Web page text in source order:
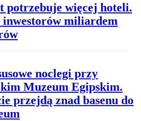
potrzebuje więcej hoteli.
miliardem
noclegi przy
Muzeum Egipskim.
przejdą znad basenu do